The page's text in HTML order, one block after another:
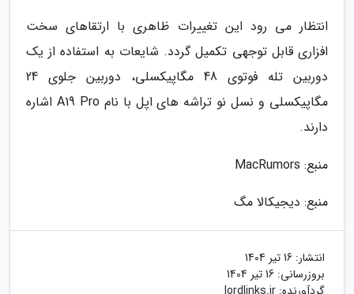
انتظار می رود این تغییرات ظاهری با ارتقاهای سخت
افزاری قابل توجهی تکمیل گردد. شایعات به استفاده از یک
دوربین تله فوتوی 48 مگاپیکسلی، دوربین جلوی 24
مگاپیکسلی و نسل نو تراشه های اپل با نام A19 Pro اشاره
دارند.
منبع: MacRumors
منبع: دیجیکالا مگ
انتشار: 16 تیر 1404
بروزرسانی: 16 تیر 1404